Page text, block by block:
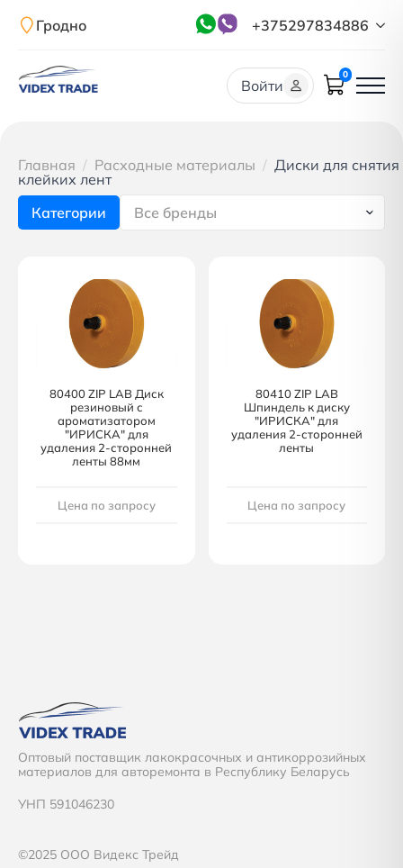
Гродно +375297834886
Войти
0
Главная Расходные материалы
Диски для снятия
клейких лент
Категории
Все бренды
80400 ZIP LAB Диск
резиновый с
ароматизатором
"ИРИСКА" для
удаления 2-сторонней
ленты 88мм
Цена по запросу
80410 ZIP LAB
Шпиндель к диску
"ИРИСКА" для
удаления 2-сторонней
ленты
Цена по запросу
Оптовый поставщик лакокрасочных и антикоррозийных
материалов для авторемонта в Республику Беларусь
УНП 591046230
©2025 ООО Видекс Трейд